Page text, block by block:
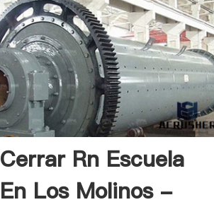
Cerrar Rn Escuela
En Los Molinos -